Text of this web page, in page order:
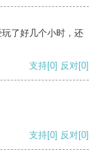
了好几个小时，还
支持[0] 反对[0]
支持[0] 反对[0]